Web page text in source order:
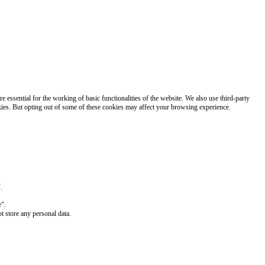
essential for the working of basic functionalities of the website. We also use third-party
But opting out of some of these cookies may affect your browsing experience.
any personal data.